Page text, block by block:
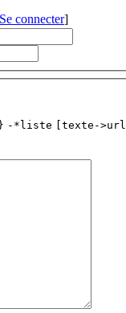
Se connecter]
-*liste [texte->url]